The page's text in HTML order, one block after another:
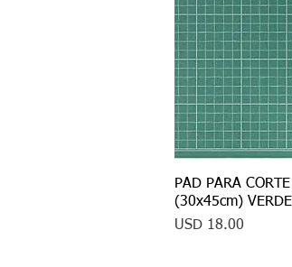
Vista
PAD PARA
(30x45cm) VERDE
Precio
USD 18.00